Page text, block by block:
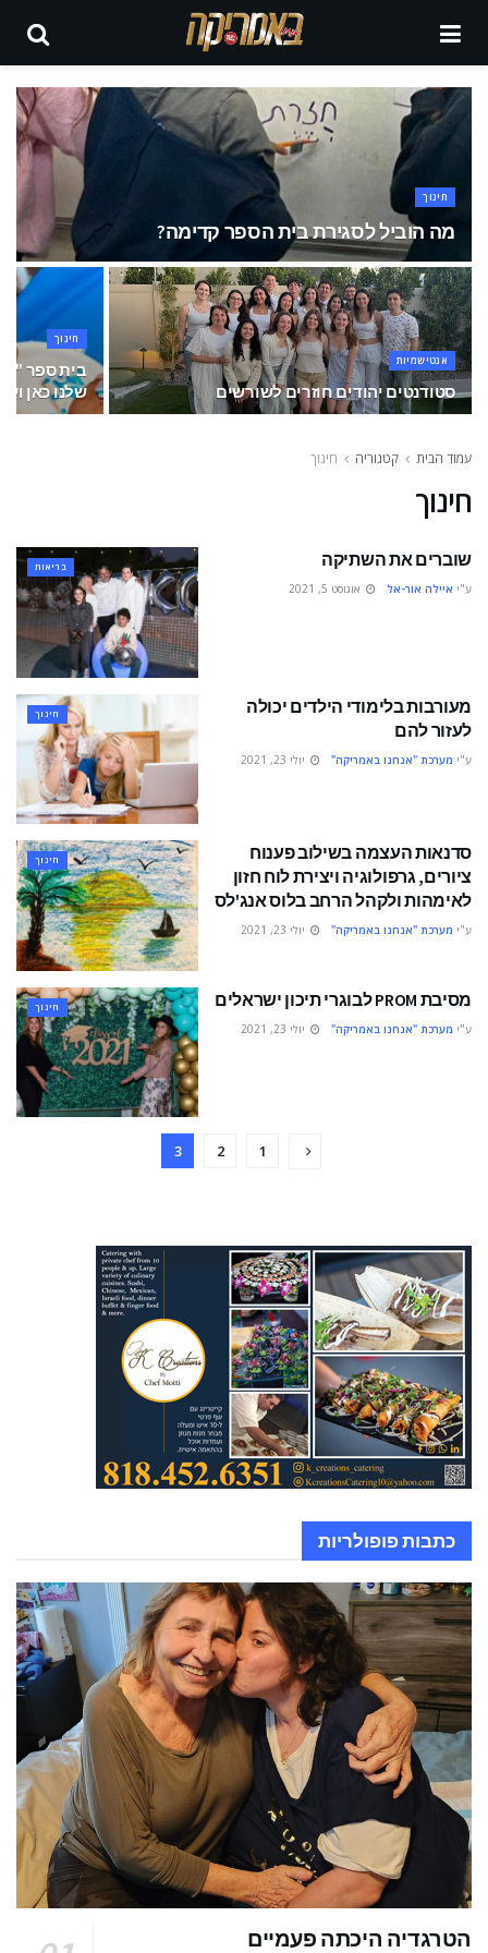
חינוך
מה הוביל לסגירת בית הספר קדימה?
אנטישמיות
סטודנטים יהודים חוזרים לשורשים
חינוך
בית ספר
שלנו כאן
עמוד הבית קטגוריה חינוך
חינוך
בריאות שוברים את השתיקה
ע"י איילה אור-אל אוגוסט 5, 2021
חינוך
מעורבות בלימודי הילדים יכולה
לעזור להם
ע"י מערכת "אנחנו באמריקה" יולי 23, 2021
חינוך
סדנאות העצמה בשילוב פענוח
ציורים, גרפולוגיה ויצירת לוח חזון
לאימהות ולקהל הרחב בלוס אנג'לס
ע"י מערכת "אנחנו באמריקה" יולי 23, 2021
חינוך מסיבת PROM לבוגרי תיכון ישראלים
ע"י מערכת "אנחנו באמריקה" יולי 23, 2021
1
2
3
כתבות פופולריות
הטרגדיה היכתה פעמיים